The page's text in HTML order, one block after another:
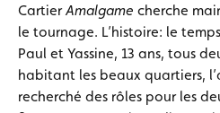
CartierAmalgame cherche
le tournage. L’histoire: le
Paul et Yassine, 13 ans, tous
habitant les beaux quartiers,
recherché des rôles pour les